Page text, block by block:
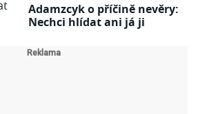
Adamzcyk o příčině nevěry:
Nechci hlídat ani já ji